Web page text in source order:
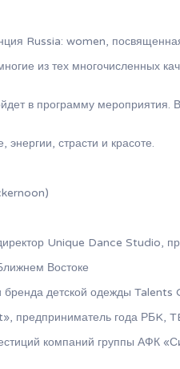
women, посвященная
из тех многочисленных
в программу
страсти и красоте.
Unique Dance Studio,
Востоке
детской одежды
предприниматель года РБK,
компаний группы АФК